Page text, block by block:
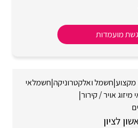
מועמדות
מקצוע|חשמל ואלקטרוניקה|חשמלאי
מיזוג אויר / קירור|
לציון